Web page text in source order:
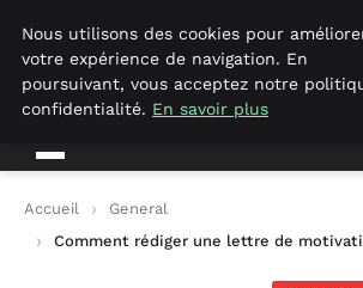
Geekgumbo
Accueil
General
Comment rédiger une lettre de
Nous utilisons des cookies pour
votre expérience de navigation. En
poursuivant, vous acceptez notre
confidentialité. En savoir plus